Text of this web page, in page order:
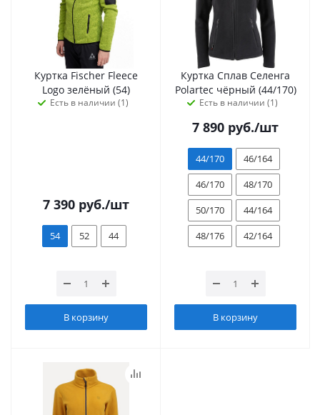
Куртка Fischer Fleece
Logo зелёный (54)
Есть в наличии (1)
7 390 руб./шт
54 52 44
В корзину
Куртка Сплав Селенга
Polartec чёрный (44/170)
Есть в наличии (1)
7 890 руб./шт
44/170
46/164
46/170
48/170
50/170
44/164
48/176
42/164
В корзину